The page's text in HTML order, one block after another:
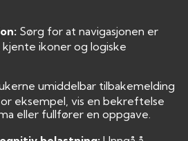
Sørg for at navigasjonen er
ikoner og logiske
umiddelbar tilbakemelding
eksempel, vis en bekreftelse
eller fullfører en oppgave.